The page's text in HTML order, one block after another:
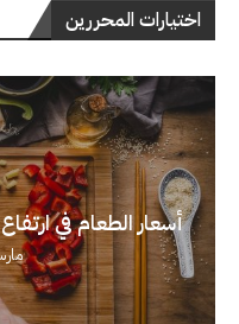
اختيارات المحررين
أسعار الطعام في
مارس